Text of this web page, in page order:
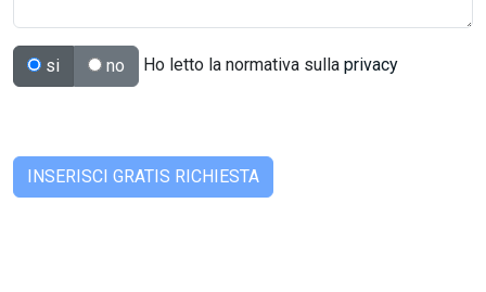
si no Ho letto la normativa sulla privacy